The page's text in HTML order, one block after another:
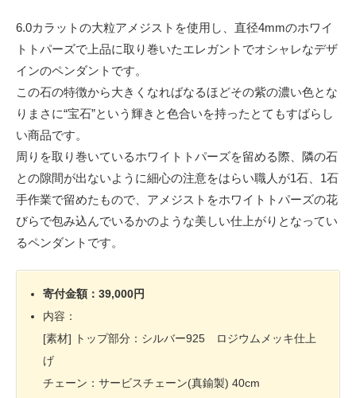
6.0カラットの大粒アメジストを使用し、直径4mmのホワイ
トトパーズで上品に取り巻いたエレガントでオシャレなデザ
インのペンダントです。
この石の特徴から大きくなればなるほどその紫の濃い色とな
りまさに“宝石”という輝きと色合いを持ったとてもすばらし
い商品です。
周りを取り巻いているホワイトトパーズを留める際、隣の石
との隙間が出ないように細心の注意をはらい職人が1石、1石
手作業で留めたもので、アメジストをホワイトトパーズの花
びらで包み込んでいるかのような美しい仕上がりとなってい
るペンダントです。
寄付金額：39,000円
内容：
[素材] トップ部分：シルバー925 ロジウムメッキ仕上
げ
チェーン：サービスチェーン(真鍮製) 40cm